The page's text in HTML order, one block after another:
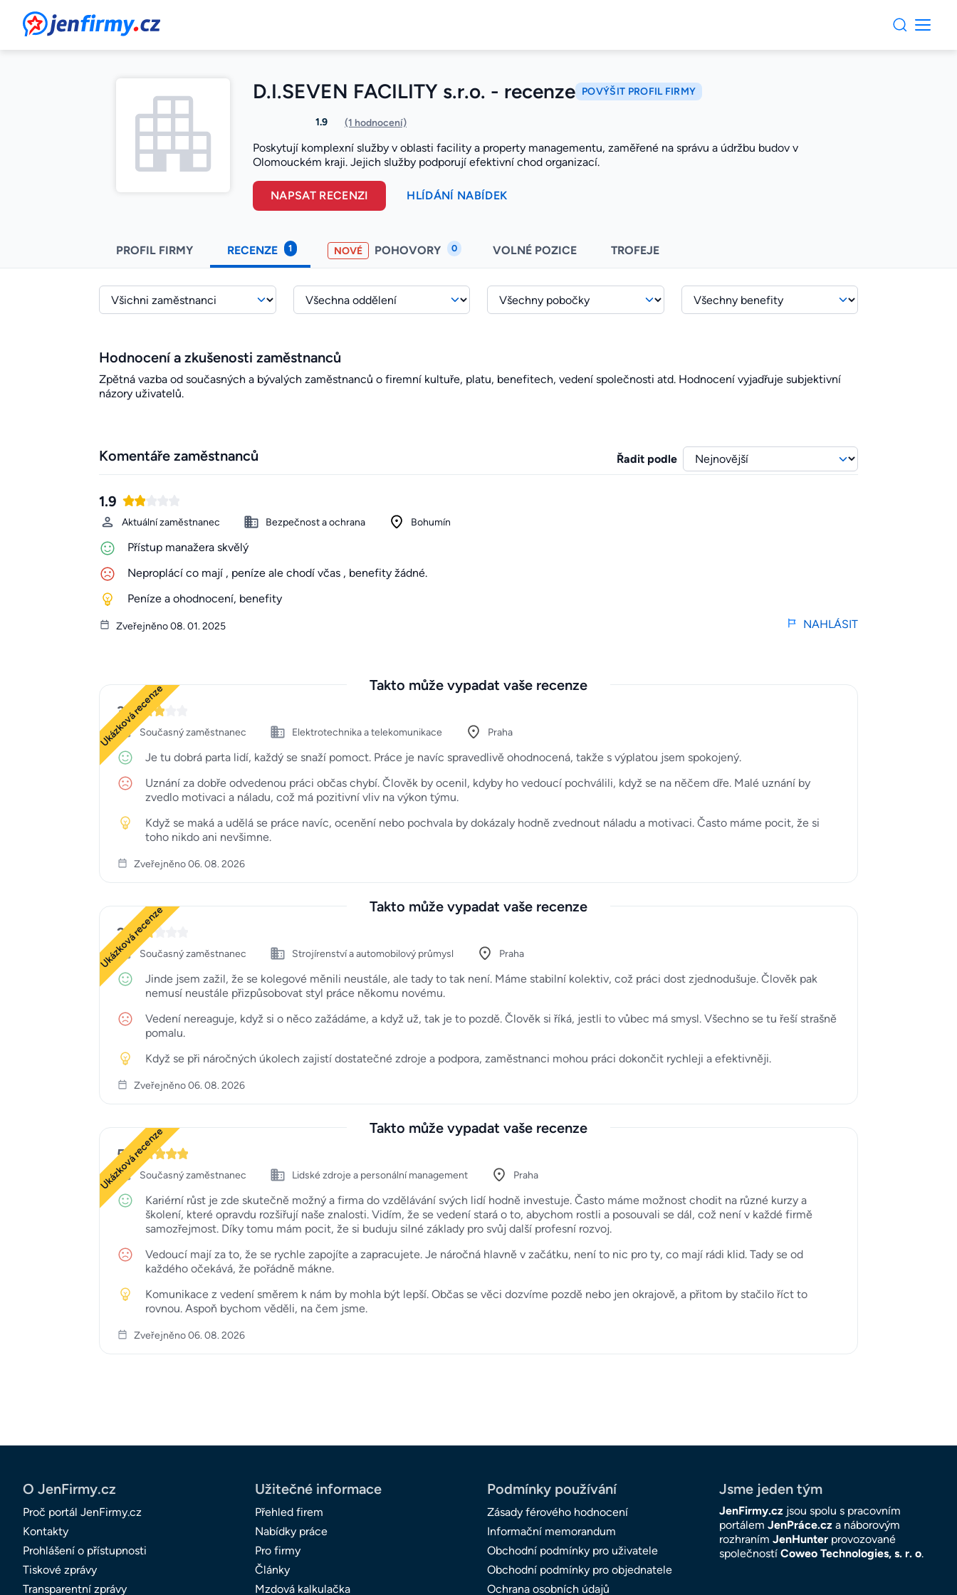
JenFirmy.cz
D.I.SEVEN FACILITY s.r.o. - recenze POVÝŠIT PROFIL FIRMY
1.9 (1 hodnocení)
Poskytují komplexní služby v oblasti facility a property managementu, zaměřené na správu a údržbu budov v
Olomouckém kraji. Jejich služby podporují efektivní chod organizací.
NAPSAT RECENZI HLÍDÁNÍ NABÍDEK
PROFIL FIRMY RECENZE 1 NOVÉ POHOVORY 0 VOLNÉ POZICE TROFEJE
Hodnocení a zkušenosti zaměstnanců
Zpětná vazba od současných a bývalých zaměstnanců o firemní kultuře, platu, benefitech, vedení společnosti atd. Hodnocení vyjadřuje subjektivní
názory uživatelů.
Komentáře zaměstnanců Řadit podle
1.9
Aktuální zaměstnanec Bezpečnost a ochrana Bohumín
Přístup manažera skvělý
Neproplácí co mají , peníze ale chodí včas , benefity žádné.
Peníze a ohodnocení, benefity
Zveřejněno 08. 01. 2025 NAHLÁSIT
Takto může vypadat vaše recenze
Ukázková recenze
3
Současný zaměstnanec Elektrotechnika a telekomunikace Praha
Je tu dobrá parta lidí, každý se snaží pomoct. Práce je navíc spravedlivě ohodnocená, takže s výplatou jsem spokojený.
Uznání za dobře odvedenou práci občas chybí. Člověk by ocenil, kdyby ho vedoucí pochválili, když se na něčem dře. Malé uznání by
zvedlo motivaci a náladu, což má pozitivní vliv na výkon týmu.
Když se maká a udělá se práce navíc, ocenění nebo pochvala by dokázaly hodně zvednout náladu a motivaci. Často máme pocit, že si
toho nikdo ani nevšimne.
Zveřejněno 06. 08. 2026
Takto může vypadat vaše recenze
Ukázková recenze
2
Současný zaměstnanec Strojírenství a automobilový průmysl Praha
Jinde jsem zažil, že se kolegové měnili neustále, ale tady to tak není. Máme stabilní kolektiv, což práci dost zjednodušuje. Člověk pak
nemusí neustále přizpůsobovat styl práce někomu novému.
Vedení nereaguje, když si o něco zažádáme, a když už, tak je to pozdě. Člověk si říká, jestli to vůbec má smysl. Všechno se tu řeší strašně
pomalu.
Když se při náročných úkolech zajistí dostatečné zdroje a podpora, zaměstnanci mohou práci dokončit rychleji a efektivněji.
Zveřejněno 06. 08. 2026
Takto může vypadat vaše recenze
Ukázková recenze
5
Současný zaměstnanec Lidské zdroje a personální management Praha
Kariérní růst je zde skutečně možný a firma do vzdělávání svých lidí hodně investuje. Často máme možnost chodit na různé kurzy a
školení, které opravdu rozšiřují naše znalosti. Vidím, že se vedení stará o to, abychom rostli a posouvali se dál, což není v každé firmě
samozřejmost. Díky tomu mám pocit, že si buduju silné základy pro svůj další profesní rozvoj.
Vedoucí mají za to, že se rychle zapojíte a zapracujete. Je náročná hlavně v začátku, není to nic pro ty, co mají rádi klid. Tady se od
každého očekává, že pořádně mákne.
Komunikace z vedení směrem k nám by mohla být lepší. Občas se věci dozvíme pozdě nebo jen okrajově, a přitom by stačilo říct to
rovnou. Aspoň bychom věděli, na čem jsme.
Zveřejněno 06. 08. 2026
O JenFirmy.cz
Proč portál JenFirmy.cz
Kontakty
Prohlášení o přístupnosti
Tiskové zprávy
Transparentní zprávy
Užitečné informace
Přehled firem
Nabídky práce
Pro firmy
Články
Mzdová kalkulačka
Podmínky používání
Zásady férového hodnocení
Informační memorandum
Obchodní podmínky pro uživatele
Obchodní podmínky pro objednatele
Ochrana osobních údajů
Jsme jeden tým
JenFirmy.cz jsou spolu s pracovním
portálem JenPráce.cz a náborovým
rozhraním JenHunter provozované
společností Coweo Technologies, s. r. o.